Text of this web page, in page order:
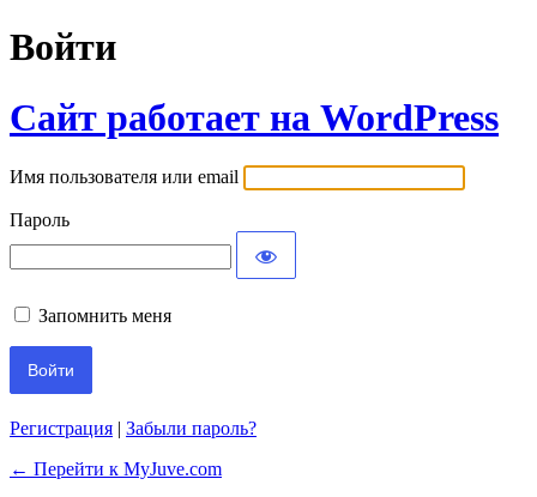
Войти
Сайт работает на WordPress
Имя пользователя или email
Пароль
Запомнить меня
Регистрация | Забыли пароль?
← Перейти к MyJuve.com